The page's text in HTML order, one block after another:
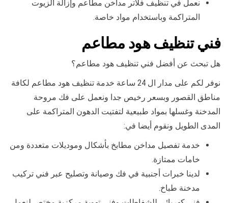
نعمل في تنظيف فلاتر مداخن مطاعم وإزالة الزيوت
المتراكمة وباستخدام مواد خاصة.
فني تنظيف هود مطاعم
هل تبحث عن أفضل فني تنظيف هود مطاعم؟
نوفر لكم على مدار ال 24 ساعة خدمة تنظيف هود مطاعم لكافة
مناطق القصور وبسعر رخيص جدا ونعمل على فك مروحة
المدخنة وغسلها بمواد طبيعية لتفتيت الدهون المتراكمة على
المدى الطويل ونقوم أيضا في:
خدمة تفصيل مداخن مطابخ بأشكال وموديلات متعددة ومن
خامات ممتازة.
لدينا خبرات أجنبية في فك وصيانة وتصليح عبر فني تركيب
مدخنة طباخ.